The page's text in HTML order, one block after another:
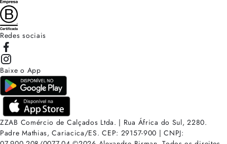
Redes sociais
Baixe o App
ZZAB Comércio de Calçados Ltda. | Rua África do Sul, 2280.
Padre Mathias, Cariacica/ES. CEP: 29157-900 | CNPJ: